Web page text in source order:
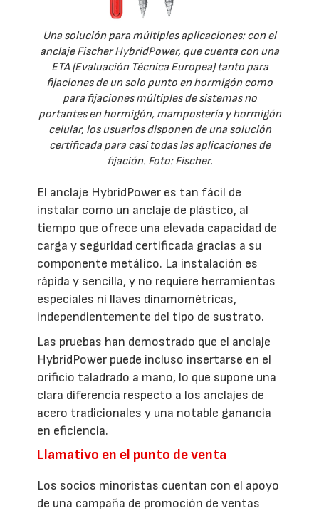
Una solución para múltiples aplicaciones: con el
anclaje Fischer HybridPower, que cuenta con una
ETA (Evaluación Técnica Europea) tanto para
fijaciones de un solo punto en hormigón como
para fijaciones múltiples de sistemas no
portantes en hormigón, mampostería y hormigón
celular, los usuarios disponen de una solución
certificada para casi todas las aplicaciones de
fijación. Foto: Fischer.
El anclaje HybridPower es tan fácil de
instalar como un anclaje de plástico, al
tiempo que ofrece una elevada capacidad de
carga y seguridad certificada gracias a su
componente metálico. La instalación es
rápida y sencilla, y no requiere herramientas
especiales ni llaves dinamométricas,
independientemente del tipo de sustrato.
Las pruebas han demostrado que el anclaje
HybridPower puede incluso insertarse en el
orificio taladrado a mano, lo que supone una
clara diferencia respecto a los anclajes de
acero tradicionales y una notable ganancia
en eficiencia.
Llamativo en el punto de venta
Los socios minoristas cuentan con el apoyo
de una campaña de promoción de ventas